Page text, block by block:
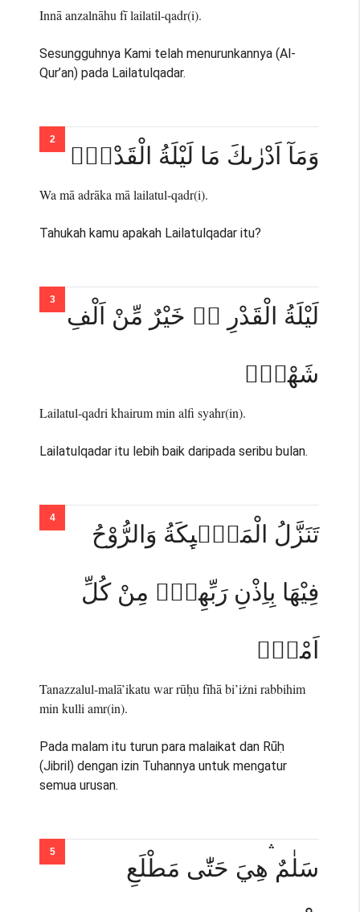
Innā anzalnāhu fī lailatil-qadr(i).
Sesungguhnya Kami telah menurunkannya (Al-
Qur’an) pada Lailatulqadar.
وَمَآ اَدْرٰىكَ مَا لَيْلَةُ الْقَدْرِۗ
Wa mā adrāka mā lailatul-qadr(i).
Tahukah kamu apakah Lailatulqadar itu?
لَيْلَةُ الْقَدْرِ ەۙ خَيْرٌ مِّنْ اَلْفِ
شَهْرٍۗ
Lailatul-qadri khairum min alfi syahr(in).
Lailatulqadar itu lebih baik daripada seribu bulan.
تَنَزَّلُ الْمَلٰۤىِٕكَةُ وَالرُّوْحُ
فِيْهَا بِاِذْنِ رَبِّهِمْۚ مِنْ كُلِّ
اَمْرٍۛ
Tanazzalul-malā’ikatu war rūḥu fīhā bi’iżni rabbihim
min kulli amr(in).
Pada malam itu turun para malaikat dan Rūḥ
(Jibril) dengan izin Tuhannya untuk mengatur
semua urusan.
سَلٰمٌ ۛهِيَ حَتّٰى مَطْلَعِ